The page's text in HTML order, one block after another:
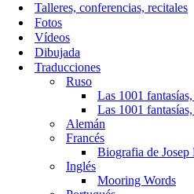
Talleres, conferencias, recitales
Fotos
Vídeos
Dibujada
Traducciones
Ruso
Las 1001
Las 1001
Alemán
Francés
Biografia de Josep
Inglés
Mooring Words